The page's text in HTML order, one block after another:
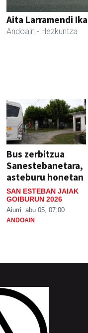
Aita Larramendi
Andoain - Hezkuntza
Bus zerbitzua
Sanestebanetara,
asteburu honetan
SAN ESTEBAN JAIAK
GOIBURUN 2026
Aiurri abu 05, 07:00
ANDOAIN